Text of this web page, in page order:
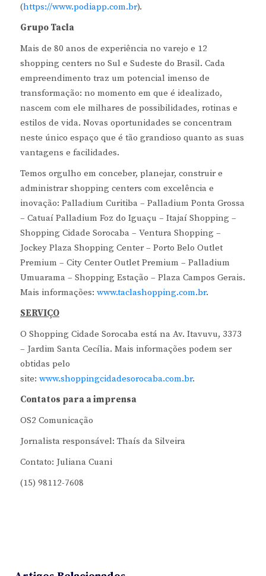
(https://www.podiapp.com.br).
Grupo Tacla
Mais de 80 anos de experiência no varejo e 12
shopping centers no Sul e Sudeste do Brasil. Cada
empreendimento traz um potencial imenso de
transformação: no momento em que é idealizado,
nascem com ele milhares de possibilidades, rotinas e
estilos de vida. Novas oportunidades se concentram
neste único espaço que é tão grandioso quanto as suas
vantagens e facilidades.
Temos orgulho em conceber, planejar, construir e
administrar shopping centers com excelência e
inovação: Palladium Curitiba – Palladium Ponta Grossa
– Catuaí Palladium Foz do Iguaçu – Itajaí Shopping –
Shopping Cidade Sorocaba – Ventura Shopping –
Jockey Plaza Shopping Center – Porto Belo Outlet
Premium – City Center Outlet Premium – Palladium
Umuarama – Shopping Estação – Plaza Campos Gerais.
Mais informações: www.taclashopping.com.br.
SERVIÇO
O Shopping Cidade Sorocaba está na Av. Itavuvu, 3373
– Jardim Santa Cecília. Mais informações podem ser
obtidas pelo
site: www.shoppingcidadesorocaba.com.br.
Contatos para a imprensa
OS2 Comunicação
Jornalista responsável: Thaís da Silveira
Contato: Juliana Cuani
(15) 98112-7608